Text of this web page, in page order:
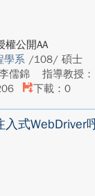
權公開AA
學系 /108/ 碩士
儒錦
指導教授：
下載：0
入式WebDriver